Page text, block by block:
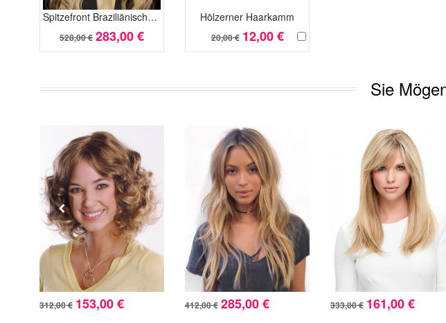
Spitzefront Braziliänische Dauernhafte Wellig Remy Echthaar Perücke
528,00 € 283,00 €
Hölzerner Haarkamm
20,00 € 12,00 €
Sie
312,00 € 153,00 € 412,00 € 285,00 € 333,00 € 161,00 €